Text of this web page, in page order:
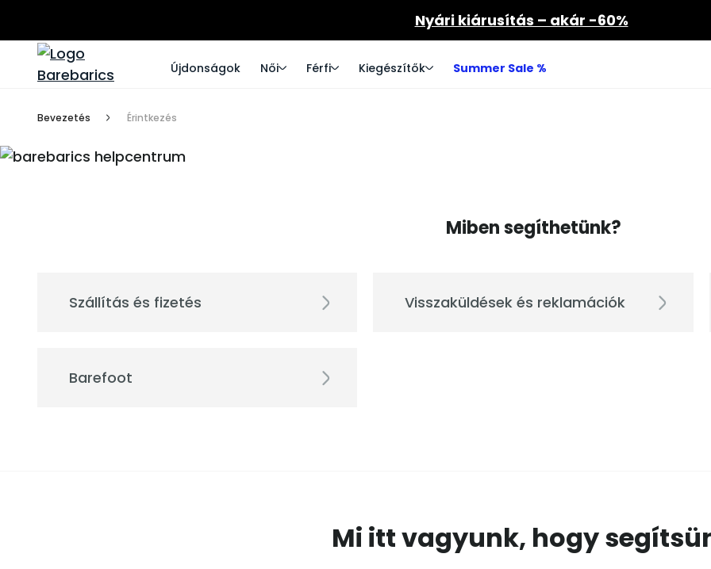
Nyári kiárusítás – akár -60%
Újdonságok Női Férfi Kiegészítők Summer Sale %
Bevezetés Érintkezés
Miben segíthetünk?
Szállítás és fizetés Visszaküldések és reklamációk
Barefoot
Mi itt vagyunk, hogy